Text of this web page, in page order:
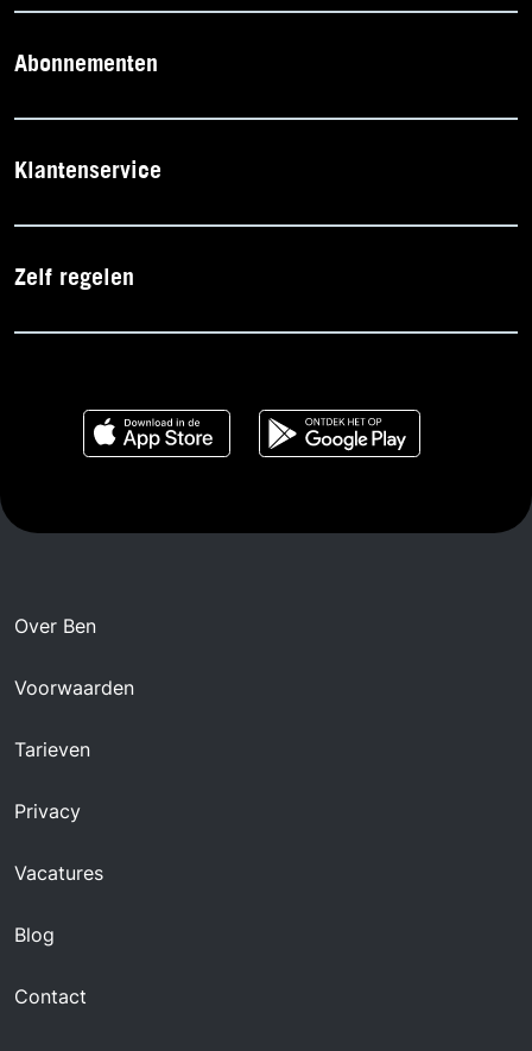
Abonnementen
Klantenservice
Zelf regelen
Over Ben
Voorwaarden
Tarieven
Privacy
Vacatures
Blog
Contact